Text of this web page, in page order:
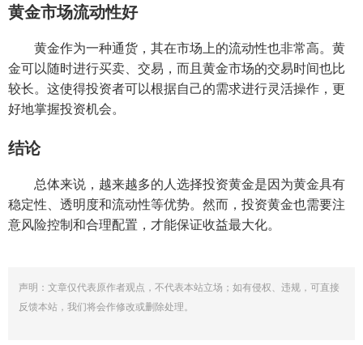
黄金市场流动性好
黄金作为一种通货，其在市场上的流动性也非常高。黄
金可以随时进行买卖、交易，而且黄金市场的交易时间也比
较长。这使得投资者可以根据自己的需求进行灵活操作，更
好地掌握投资机会。
结论
总体来说，越来越多的人选择投资黄金是因为黄金具有
稳定性、透明度和流动性等优势。然而，投资黄金也需要注
意风险控制和合理配置，才能保证收益最大化。
声明：文章仅代表原作者观点，不代表本站立场；如有侵权、违规，可直接
反馈本站，我们将会作修改或删除处理。